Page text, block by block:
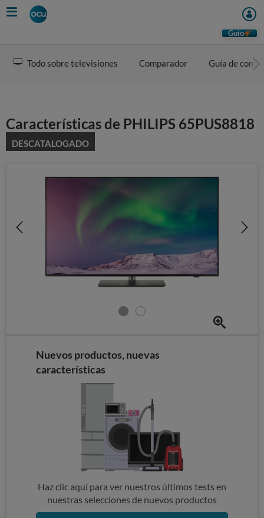
Skip
to
Guio
Todo sobre televisiones Comparador Guía de
Características de PHILIPS 65PUS8818
DESCATALOGADO
Nuevos productos, nuevas
características
Haz clic aquí para ver nuestros últimos tests en
nuestras selecciones de nuevos productos